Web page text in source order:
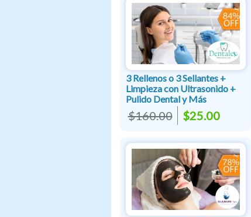
3 Rellenos o 3 Sellantes +
Limpieza con Ultrasonido +
Pulido Dental y Más
$160.00 $25.00